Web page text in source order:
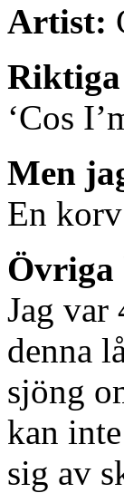
Artist:
‘Cos
Men
En
Övriga
Jag var
denna
sjöng
kan
sig av